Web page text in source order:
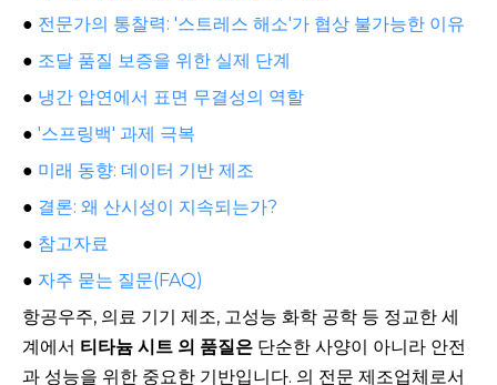
● 전문가의 통찰력: '스트레스 해소'가 협상 불가능한 이유
● 조달 품질 보증을 위한 실제 단계
● 냉간 압연에서 표면 무결성의 역할
● '스프링백' 과제 극복
● 미래 동향: 데이터 기반 제조
● 결론: 왜 산시성이 지속되는가?
● 참고자료
● 자주 묻는 질문(FAQ)
항공우주, 의료 기기 제조, 고성능 화학 공학 등 정교한 세
계에서 티타늄 시트 의 품질은 단순한 사양이 아니라 안전
과 성능을 위한 중요한 기반입니다. 의 전문 제조업체로서